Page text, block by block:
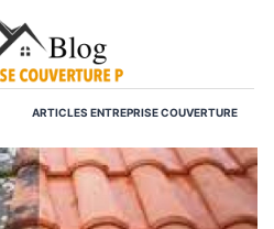
ARTICLES ENTREPRISE COUVERTURE